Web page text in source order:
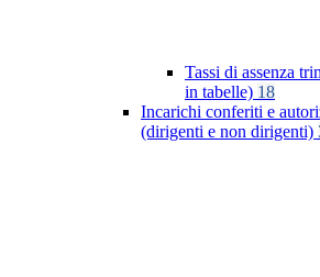
Tassi di assenza
in tabelle) 18
Incarichi conferiti e
(dirigenti e non dirigenti)